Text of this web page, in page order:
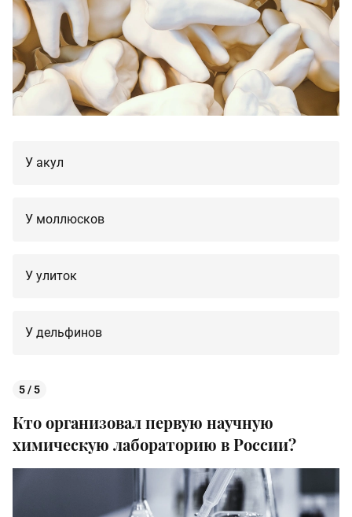
У акул
У моллюсков
У улиток
У дельфинов
5 / 5
Кто организовал первую научную
химическую лабораторию в России?